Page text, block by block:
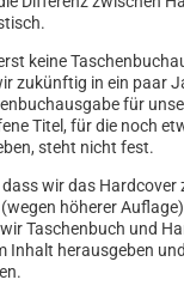
keine
zukünftig in ein paar
für
Titel, für die noch
steht nicht fest.
wir das Hardcover
höherer
Taschenbuch und
Inhalt herausgeben